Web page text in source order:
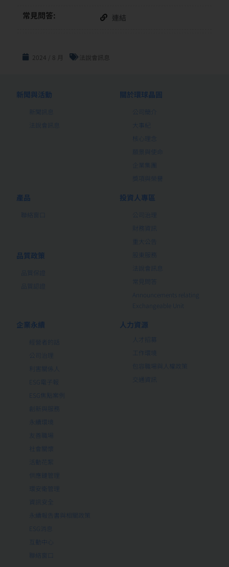
常見問答: 連結
2024 / 8 月 法說會訊息
新聞與活動
新聞訊息
法說會訊息
關於環球晶圓
公司簡介
大事紀
核心理念
願景與使命
企業集團
獎項與榮譽
產品
聯絡窗口
品質政策
品質保證
品質認證
投資人專區
公司治理
財務資訊
重大公告
股東服務
法說會訊息
常見問答
Announcements relating
Exchangeable Unit
企業永續
經營者的話
公司治理
利害關係人
ESG電子報
ESG焦點案例
創新與服務
永續環境
友善職場
社會關懷
活動花絮
供應鏈管理
環安衛管理
資訊安全
永續報告書與相關政策
ESG消息
互動中心
聯絡窗口
人力資源
人才招募
工作環境
包容職場與人權政策
交通資訊